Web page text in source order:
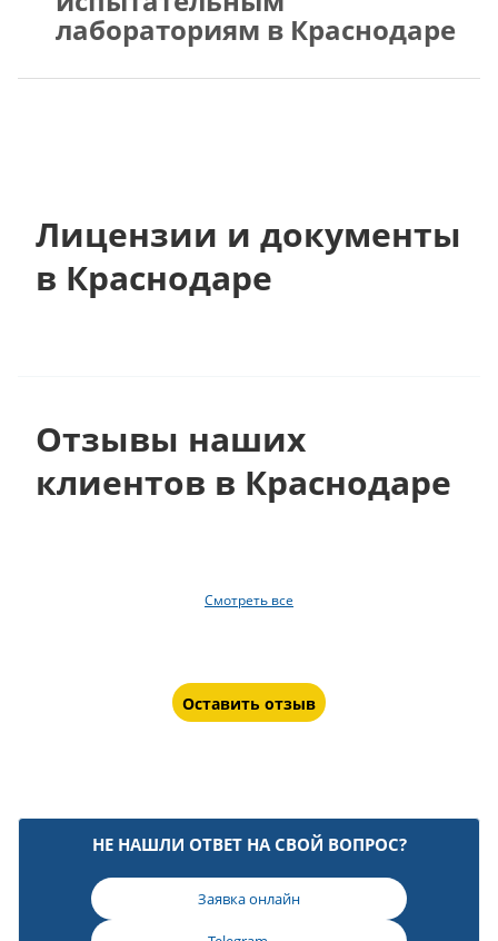
лабораториям в Краснодаре
Лицензии и документы
в Краснодаре
Отзывы наших
клиентов в Краснодаре
Смотреть все
Оставить отзыв
НЕ НАШЛИ ОТВЕТ НА СВОЙ ВОПРОС?
Заявка онлайн